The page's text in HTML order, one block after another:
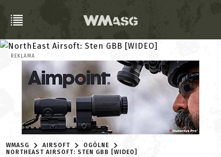
REKLAMA
WMASG AIRSOFT
OGÓLNE
NORTHEAST AIRSOFT: STEN GBB [WIDEO]